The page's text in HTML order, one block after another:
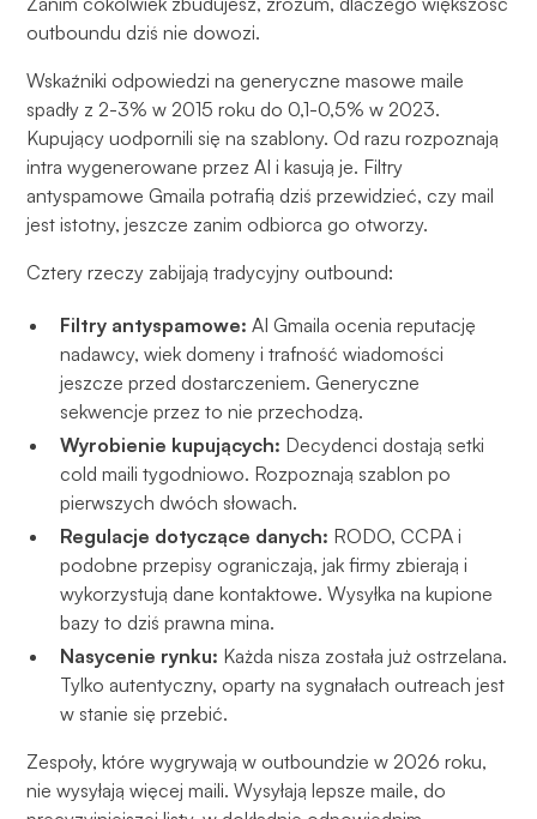
outboundu dziś nie dowozi.
Wskaźniki odpowiedzi na generyczne masowe maile
spadły z 2-3% w 2015 roku do 0,1-0,5% w 2023.
Kupujący uodpornili się na szablony. Od razu rozpoznają
intra wygenerowane przez AI i kasują je. Filtry
antyspamowe Gmaila potrafią dziś przewidzieć, czy mail
jest istotny, jeszcze zanim odbiorca go otworzy.
Cztery rzeczy zabijają tradycyjny outbound:
Filtry antyspamowe: AI Gmaila ocenia reputację
nadawcy, wiek domeny i trafność wiadomości
jeszcze przed dostarczeniem. Generyczne
sekwencje przez to nie przechodzą.
Wyrobienie kupujących: Decydenci dostają setki
cold maili tygodniowo. Rozpoznają szablon po
pierwszych dwóch słowach.
Regulacje dotyczące danych: RODO, CCPA i
podobne przepisy ograniczają, jak firmy zbierają i
wykorzystują dane kontaktowe. Wysyłka na kupione
bazy to dziś prawna mina.
Nasycenie rynku: Każda nisza została już ostrzelana.
Tylko autentyczny, oparty na sygnałach outreach jest
w stanie się przebić.
Zespoły, które wygrywają w outboundzie w 2026 roku,
nie wysyłają więcej maili. Wysyłają lepsze maile, do